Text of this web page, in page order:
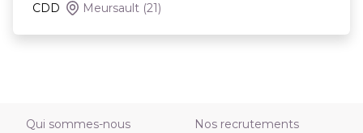
CDD Meursault (21)
Qui sommes-nous
Nos recrutements